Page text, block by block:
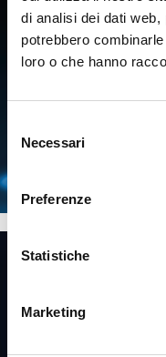
di analisi dei dati
potrebbero
loro o che hanno
del
consenso
Necessari
Preferenze
Statistiche
Marketing